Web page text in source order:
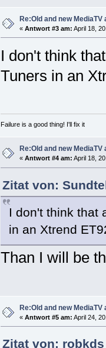
Re:Old and new
« Antwort #3 am: April 18,
I don't think
Tuners in an
Failure is a good thing! I'll fix it
Re:Old and new
« Antwort #4 am: April 18,
Zitat von:
I don't think that
in an Xtrend
Than I will be
Re:Old and new
« Antwort #5 am: April 24,
Zitat von: robkds